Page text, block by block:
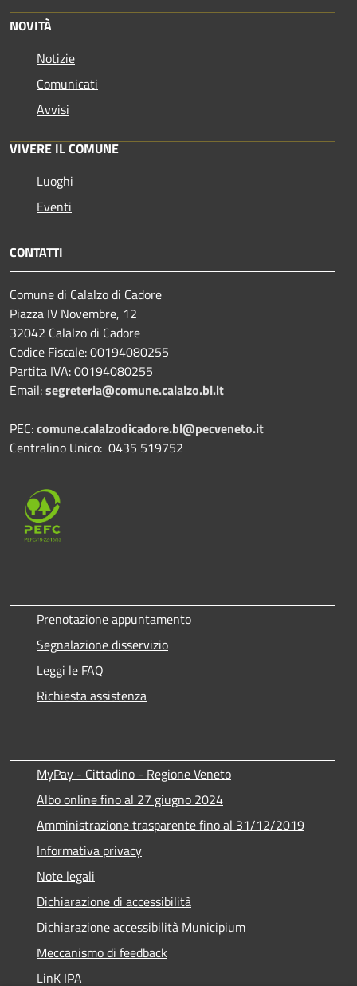
NOVITÀ
Notizie
Comunicati
Avvisi
VIVERE IL COMUNE
Luoghi
Eventi
CONTATTI
Comune di Calalzo di Cadore
Piazza IV Novembre, 12
32042 Calalzo di Cadore
Codice Fiscale: 00194080255
Partita IVA: 00194080255
Email:segreteria@comune.calalzo.bl.it
PEC:comune.calalzodicadore.bl@pecveneto.it
Centralino Unico: 0435 519752
Prenotazione appuntamento
Segnalazione disservizio
Leggi le FAQ
Richiesta assistenza
MyPay - Cittadino - Regione Veneto
Albo online fino al 27 giugno 2024
Amministrazione trasparente fino al 31/12/2019
Informativa privacy
Note legali
Dichiarazione di accessibilità
Dichiarazione accessibilità Municipium
Meccanismo di feedback
LinK IPA